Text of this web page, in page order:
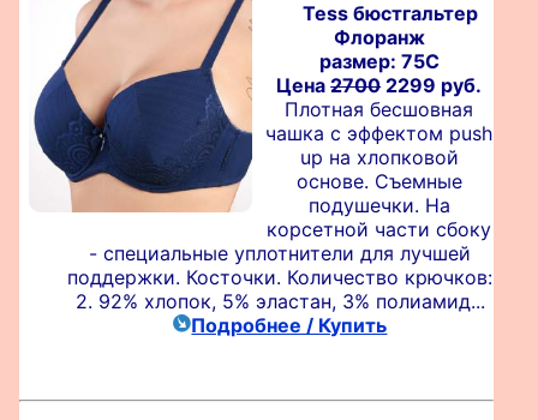
Tess бюстгальтер
Флоранж
размер: 75C
Цена27002299 руб.
Плотная бесшовная
чашка с эффектом push
up на хлопковой
основе. Съемные
подушечки. На
корсетной части сбоку
- специальные уплотнители для лучшей
поддержки. Косточки. Количество крючков:
2. 92% хлопок, 5% эластан, 3% полиамид...
Подробнее / Купить